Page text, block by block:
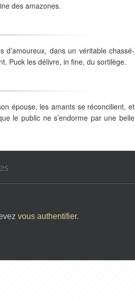
des amazones.
d’amoureux, dans un véritable chassé-
Puck les délivre, in fine, du sortilège.
épouse, les amants se réconcilient, et
le public ne s’endorme par une belle
vous authentifier.